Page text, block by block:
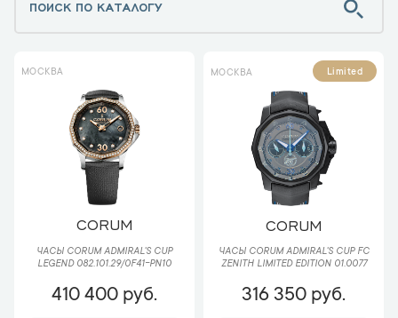
МОСКВА
CORUM
ЧАСЫ CORUM ADMIRAL'S CUP
LEGEND 082.101.29/0F41-PN10
410 400 руб.
МОСКВА Limited
CORUM
ЧАСЫ CORUM ADMIRAL'S CUP FC
ZENITH LIMITED EDITION 01.0077
316 350 руб.